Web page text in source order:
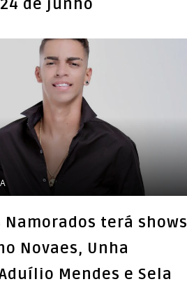
de junho
Namorados terá shows
Novaes, Unha
Mendes e Sela